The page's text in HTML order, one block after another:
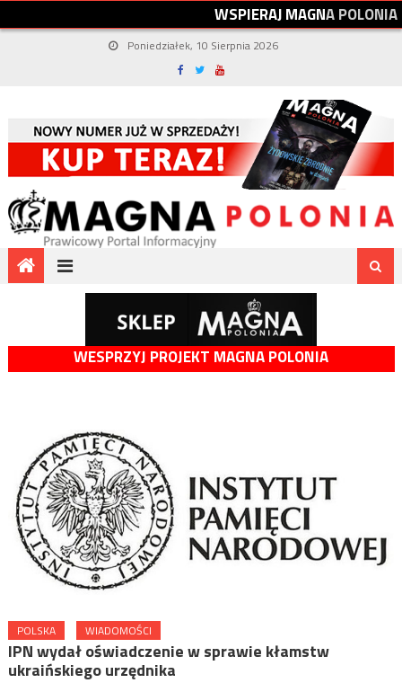
WSPIERAJMAGNAPOLONIA
Poniedziałek, 10 Sierpnia 2026
WESPRZYJ PROJEKT MAGNA POLONIA
POLSKA WIADOMOŚCI
IPN wydał oświadczenie w sprawie kłamstw
ukraińskiego urzędnika